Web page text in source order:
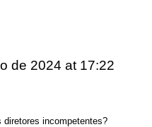
de 2024 at 17:22
incompetentes?